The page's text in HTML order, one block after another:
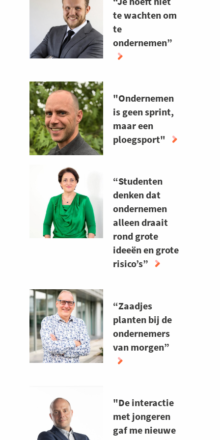
te wachten om
te
ondernemen”
HOEFT
NIET
OM
"Ondernemen
is geen sprint,
maar een
ploegsport"
IS
GEEN
SPRINT,
EEN
PLOEGSPORT"
“Studenten
denken dat
ondernemen
alleen draait
rond grote
ideeën en grote
risico’s”
DENKEN
DAT
ONDERNEMEN
DRAAIT
ROND
EN
GROTE
RISICO’S”
“Zaadjes
planten bij de
ondernemers
van morgen”
PLANTEN
BIJ
ONDERNEMERS
"De interactie
met jongeren
gaf me nieuwe